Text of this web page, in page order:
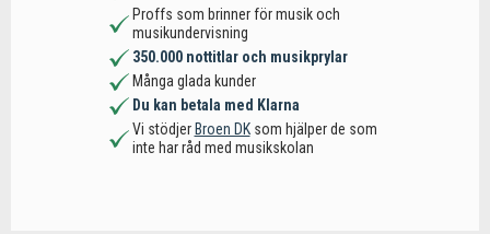
Proffs som brinner för musik och
musikundervisning
350.000 nottitlar och musikprylar
Många glada kunder
Du kan betala med Klarna
Vi stödjer Broen DKsom hjälper de som
inte har råd med musikskolan